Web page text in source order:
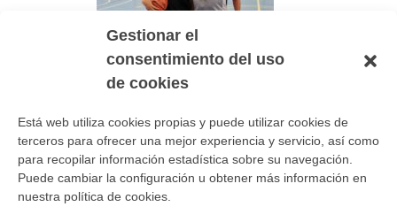
Gestionar el
consentimiento del uso
de cookies
Está web utiliza cookies propias y puede utilizar cookies de
terceros para ofrecer una mejor experiencia y servicio, así como
para recopilar información estadística sobre su navegación.
Puede cambiar la configuración u obtener más información en
nuestra política de cookies.
A través de la plataforma digital change.org se ha
iniciado una campaña de recogida de firmas en la